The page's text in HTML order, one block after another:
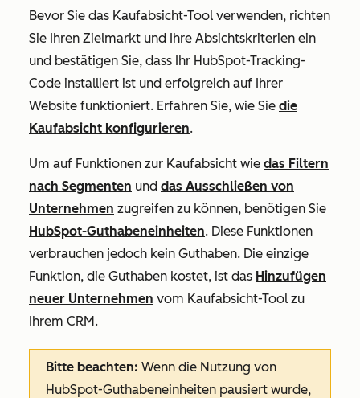
Bevor Sie das Kaufabsicht-Tool verwenden, richten
Sie Ihren Zielmarkt und Ihre Absichtskriterien ein
und bestätigen Sie, dass Ihr HubSpot-Tracking-
Code installiert ist und erfolgreich auf Ihrer
Website funktioniert. Erfahren Sie, wie Sie die
Kaufabsicht konfigurieren.
Um auf Funktionen zur Kaufabsicht wie das Filtern
nach Segmenten und das Ausschließen von
Unternehmen zugreifen zu können, benötigen Sie
HubSpot-Guthabeneinheiten. Diese Funktionen
verbrauchen jedoch kein Guthaben. Die einzige
Funktion, die Guthaben kostet, ist das Hinzufügen
neuer Unternehmen vom Kaufabsicht-Tool zu
Ihrem CRM.
Bitte beachten: Wenn die Nutzung von
HubSpot-Guthabeneinheiten pausiert wurde,